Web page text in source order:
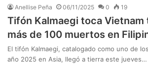
Anellise Peña 06/11/2025 0 19
Tifón Kalmaegi toca Vietnam
más de 100 muertos en
El tifón Kalmaegi, catalogado como uno de
año 2025 en Asia, llegó a tierra este jueves…